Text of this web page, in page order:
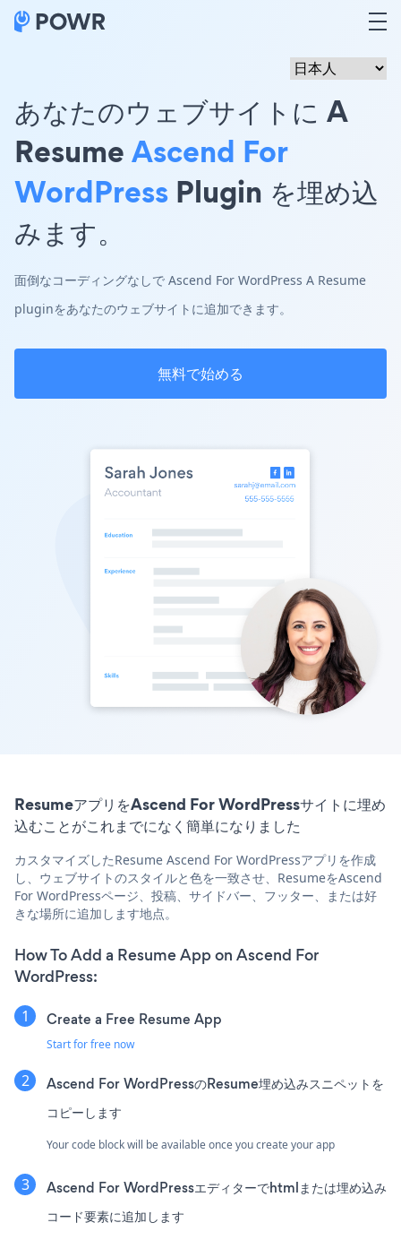
あなたのウェブサイトに A
ResumeAscend For
WordPress Plugin を埋め込
みます。
面倒なコーディングなしで Ascend For WordPress A Resume
pluginをあなたのウェブサイトに追加できます。
無料で始める
ResumeアプリをAscend For WordPressサイトに埋め
込むことがこれまでになく簡単になりました
カスタマイズしたResume Ascend For WordPressアプリを作成
し、ウェブサイトのスタイルと色を一致させ、ResumeをAscend
For WordPressページ、投稿、サイドバー、フッター、または好
きな場所に追加します地点。
How To Add a Resume App on Ascend For
WordPress:
Create a Free Resume App
Start for free now
Ascend For WordPressのResume埋め込みスニペットを
コピーします
Your code block will be available once you create your app
Ascend For WordPressエディターでhtmlまたは埋め込み
コード要素に追加します